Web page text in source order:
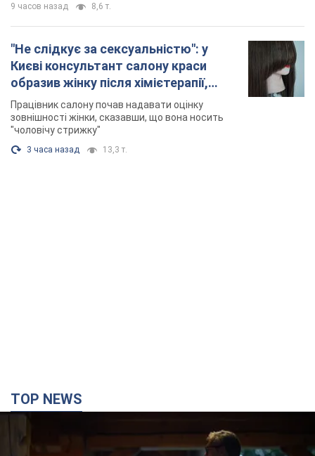
9 часов назад 8,6 т.
"Не слідкує за сексуальністю": у
Києві консультант салону краси
образив жінку після хімієтерапії,
розгорівся скандал. Фото
Працівник салону почав надавати оцінку
зовнішності жінки, сказавши, що вона носить
"чоловічу стрижку"
3 часа назад 13,3 т.
TOP NEWS